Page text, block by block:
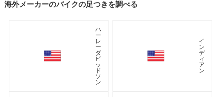
海外メーカーのバイクの足つきを調べる
ハ
ー
レ
ー
ダ
ビ
ッ
ド
ソ
ン
イ
ン
デ
ィ
ア
ン